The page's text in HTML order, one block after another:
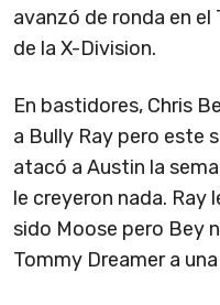
avanzó de ronda en
de la X-Division.
En bastidores, Chris
a Bully Ray pero este
atacó a Austin la
le creyeron nada. Ray
sido Moose pero Bey
Tommy Dreamer a